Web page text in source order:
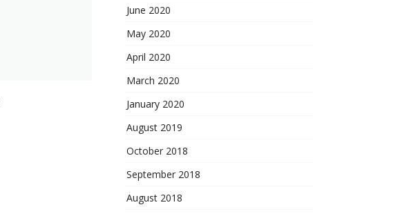
June 2020
May 2020
April 2020
March 2020
January 2020
August 2019
October 2018
September 2018
August 2018